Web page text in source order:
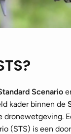
Scenario
kader binnen de
dronewetgeving.
(STS) is een